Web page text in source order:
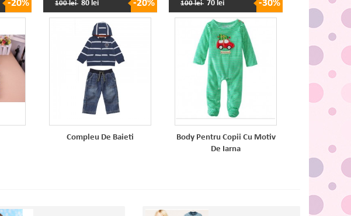
-20% -20%
Compleu De Baieti
100 lei 80 lei -30%
Body Pentru Copii Cu Motiv
De Iarna
100 lei 70 lei